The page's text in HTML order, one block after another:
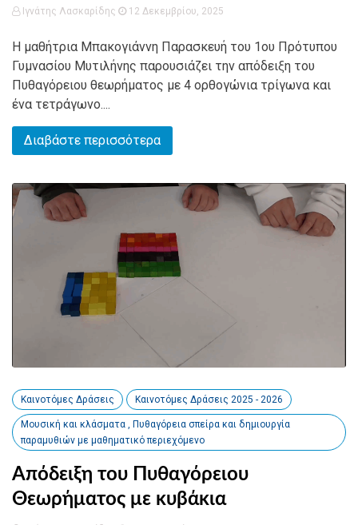
Ιγνάτης Λασκαρίδης 12 Δεκεμβρίου, 2025
Η μαθήτρια Μπακογιάννη Παρασκευή του 1ου Πρότυπου
Γυμνασίου Μυτιλήνης παρουσιάζει την απόδειξη του
Πυθαγόρειου θεωρήματος με 4 ορθογώνια τρίγωνα και
ένα τετράγωνο....
Διαβάστε περισσότερα
Καινοτόμες Δράσεις Καινοτόμες Δράσεις 2025 - 2026
Μουσική και κλάσματα , Πυθαγόρεια σπείρα και δημιουργία
παραμυθιών με μαθηματικό περιεχόμενο
Απόδειξη του Πυθαγόρειου
Θεωρήματος με κυβάκια